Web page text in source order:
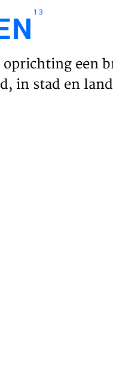
HOME
13
oprichting een
in stad en